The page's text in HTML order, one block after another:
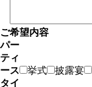
ご希望内容
パー
ティ
ース
タイ
挙式 披露宴